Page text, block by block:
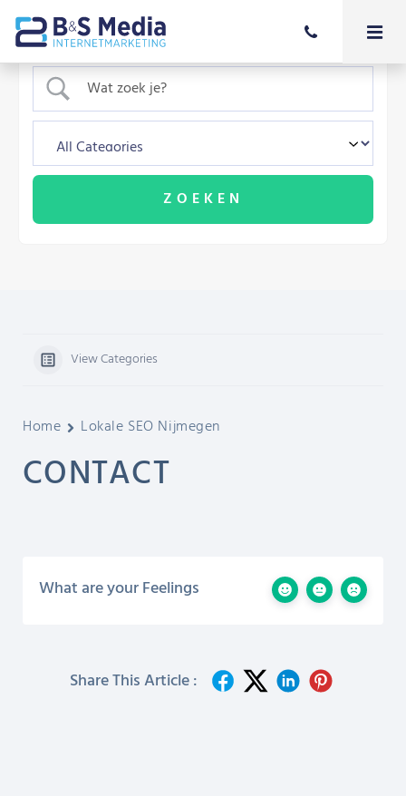
View Categories
Home Lokale SEO Nijmegen
CONTACT
What are your Feelings
Share This Article :